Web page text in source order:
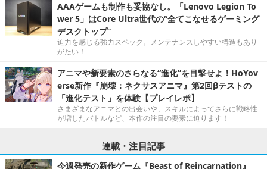
AAAゲームも制作も妥協なし。「Lenovo Legion To
wer 5」はCore Ultra世代の“全てこなせるゲーミング
デスクトップ”
迫力を感じる強力スペック。メンテナンスしやすい構造もあり
がたい！
アニマや新要素のさらなる“進化”を目撃せよ！HoYov
erse新作『崩壊：ネクサスアニマ』第2回βテストの
「進化テスト」を体験【プレイレポ】
さまざまなアニマとの出会いや、スキルによってさらに戦略性
が増したバトルなど、本作の注目の要素に迫ります！
連載・注目記事
今週発売の新作ゲーム『Beast of Reincarnation』